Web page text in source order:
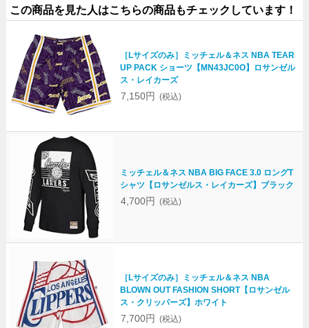
この商品を見た人はこちらの商品もチェックしています！
［Lサイズのみ］ミッチェル＆ネス NBA TEAR
UP PACK ショーツ【MN43JC0O】ロサンゼル
ス・レイカーズ
7,150円 (税込)
ミッチェル＆ネス NBA BIG FACE 3.0 ロングT
シャツ【ロサンゼルス・レイカーズ】ブラック
4,700円 (税込)
［Lサイズのみ］ミッチェル＆ネス NBA
BLOWN OUT FASHION SHORT【ロサンゼル
ス・クリッパーズ】ホワイト
7,700円 (税込)